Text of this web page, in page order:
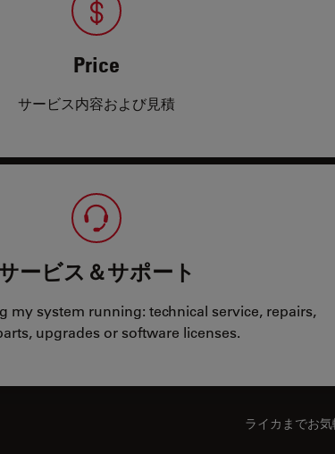
Price
サービス内容および見積
ービス＆サポート
my system running: technical service, repairs,
upgrades or software licenses.
ライカまでお